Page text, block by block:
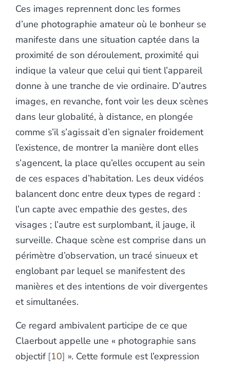
Ces images reprennent donc les formes
d’une photographie amateur où le bonheur se
manifeste dans une situation captée dans la
proximité de son déroulement, proximité qui
indique la valeur que celui qui tient l’appareil
donne à une tranche de vie ordinaire. D’autres
images, en revanche, font voir les deux scènes
dans leur globalité, à distance, en plongée
comme s’il s’agissait d’en signaler froidement
l’existence, de montrer la manière dont elles
s’agencent, la place qu’elles occupent au sein
de ces espaces d’habitation. Les deux vidéos
balancent donc entre deux types de regard :
l’un capte avec empathie des gestes, des
visages ; l’autre est surplombant, il jauge, il
surveille. Chaque scène est comprise dans un
périmètre d’observation, un tracé sinueux et
englobant par lequel se manifestent des
manières et des intentions de voir divergentes
et simultanées.
Ce regard ambivalent participe de ce que
Claerbout appelle une « photographie sans
objectif 10 ». Cette formule est l’expression